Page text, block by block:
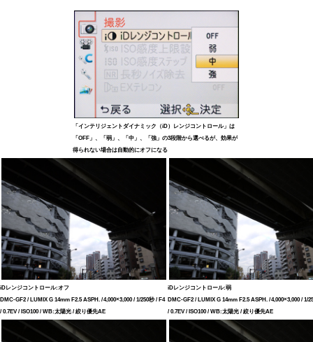
「インテリジェントダイナミック（iD）レンジコントロール」は
「OFF」、「弱」、「中」、「強」の3段階から選べるが、効果が
得られない場合は自動的にオフになる
iDレンジコントロール:オフ
DMC-GF2 / LUMIX G 14mm F2.5 ASPH. / 4,000×3,000 / 1/250秒 / F4
/ 0.7EV / ISO100 / WB:太陽光 / 絞り優先AE
iDレンジコントロール:弱
DMC-GF2 / LUMIX G 14mm F2.5 ASPH. / 4,000×3,000 / 1/
/ 0.7EV / ISO100 / WB:太陽光 / 絞り優先AE